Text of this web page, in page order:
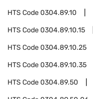
HTS Code0304.89.10
HTS Code0304.89.10.15
HTS Code0304.89.10.25
HTS Code0304.89.10.35
HTS Code0304.89.50